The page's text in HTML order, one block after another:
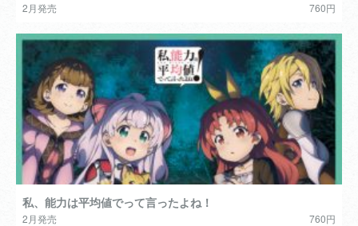
2月発売 760円
私、能力は平均値でって言ったよね！
2月発売 760円